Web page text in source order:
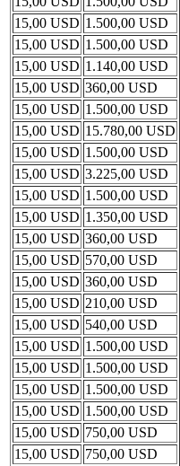
15,00 USD 1.500,00 USD
15,00 USD 1.500,00 USD
15,00 USD 1.140,00 USD
15,00 USD 360,00 USD
15,00 USD 1.500,00 USD
15,00 USD 15.780,00 USD
15,00 USD 1.500,00 USD
15,00 USD 3.225,00 USD
15,00 USD 1.500,00 USD
15,00 USD 1.350,00 USD
15,00 USD 360,00 USD
15,00 USD 570,00 USD
15,00 USD 360,00 USD
15,00 USD 210,00 USD
15,00 USD 540,00 USD
15,00 USD 1.500,00 USD
15,00 USD 1.500,00 USD
15,00 USD 1.500,00 USD
15,00 USD 1.500,00 USD
15,00 USD 750,00 USD
15,00 USD 750,00 USD